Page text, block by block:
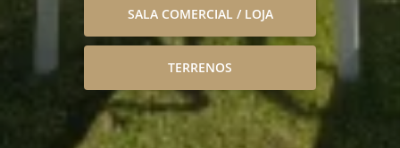
SALA COMERCIAL / LOJA
TERRENOS